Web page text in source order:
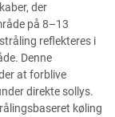
der
på 8–13
reflekteres i
Denne
at forblive
direkte sollys.
køling